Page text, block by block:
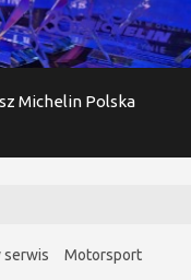
Michelin Polska
serwis
Motorsport